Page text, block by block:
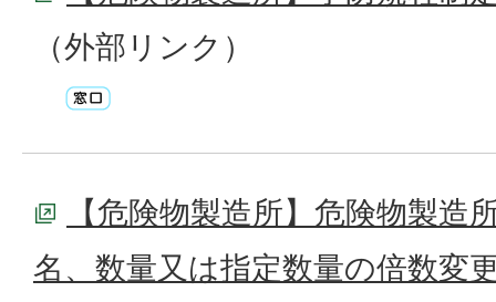
（外部リンク）
【危険物製造所】危険物製造
名、数量又は指定数量の倍数変